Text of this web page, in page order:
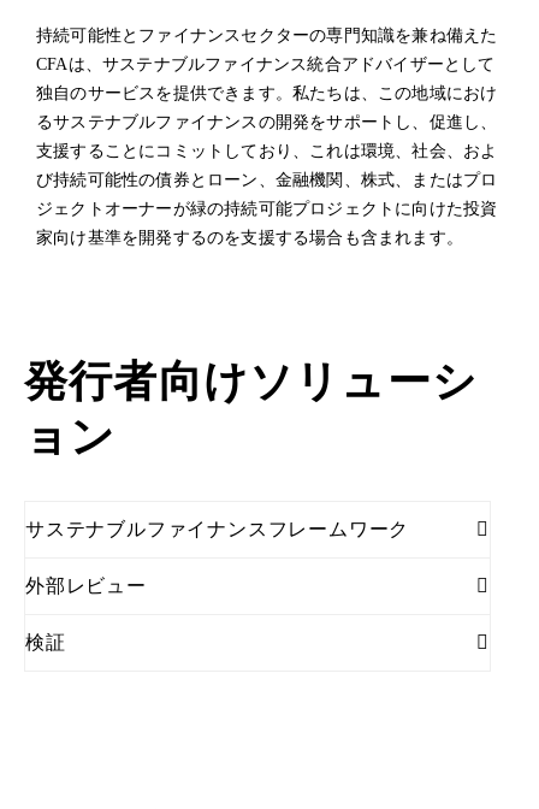
持続可能性とファイナンスセクターの専門知識を兼ね備えた
CFAは、サステナブルファイナンス統合アドバイザーとして
独自のサービスを提供できます。私たちは、この地域におけ
るサステナブルファイナンスの開発をサポートし、促進し、
支援することにコミットしており、これは環境、社会、およ
び持続可能性の債券とローン、金融機関、株式、またはプロ
ジェクトオーナーが緑の持続可能プロジェクトに向けた投資
家向け基準を開発するのを支援する場合も含まれます。
発行者向けソリューシ
ョン
サステナブルファイナンスフレームワーク
外部レビュー
検証